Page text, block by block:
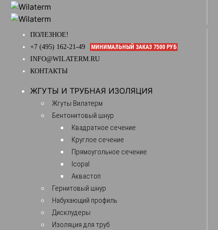
ПОЛЕЗНОЕ!
+7 (495) 162-21-49
МИНИМАЛЬНЫЙ ЗАКАЗ 7500 РУБ
INFO@WILATERM.RU
КОНТАКТЫ
ЖГУТЫ И ТРУБНАЯ ИЗОЛЯЦИЯ
Жгуты Вилатерм
Бентонитовый шнур
Квадратное сечение
Круглое сечение
Прямоугольное сечение
Icopal
Аквастоп
Гернитовый шнур
Набухающий профиль
Дисклудеры
Изоляция для труб